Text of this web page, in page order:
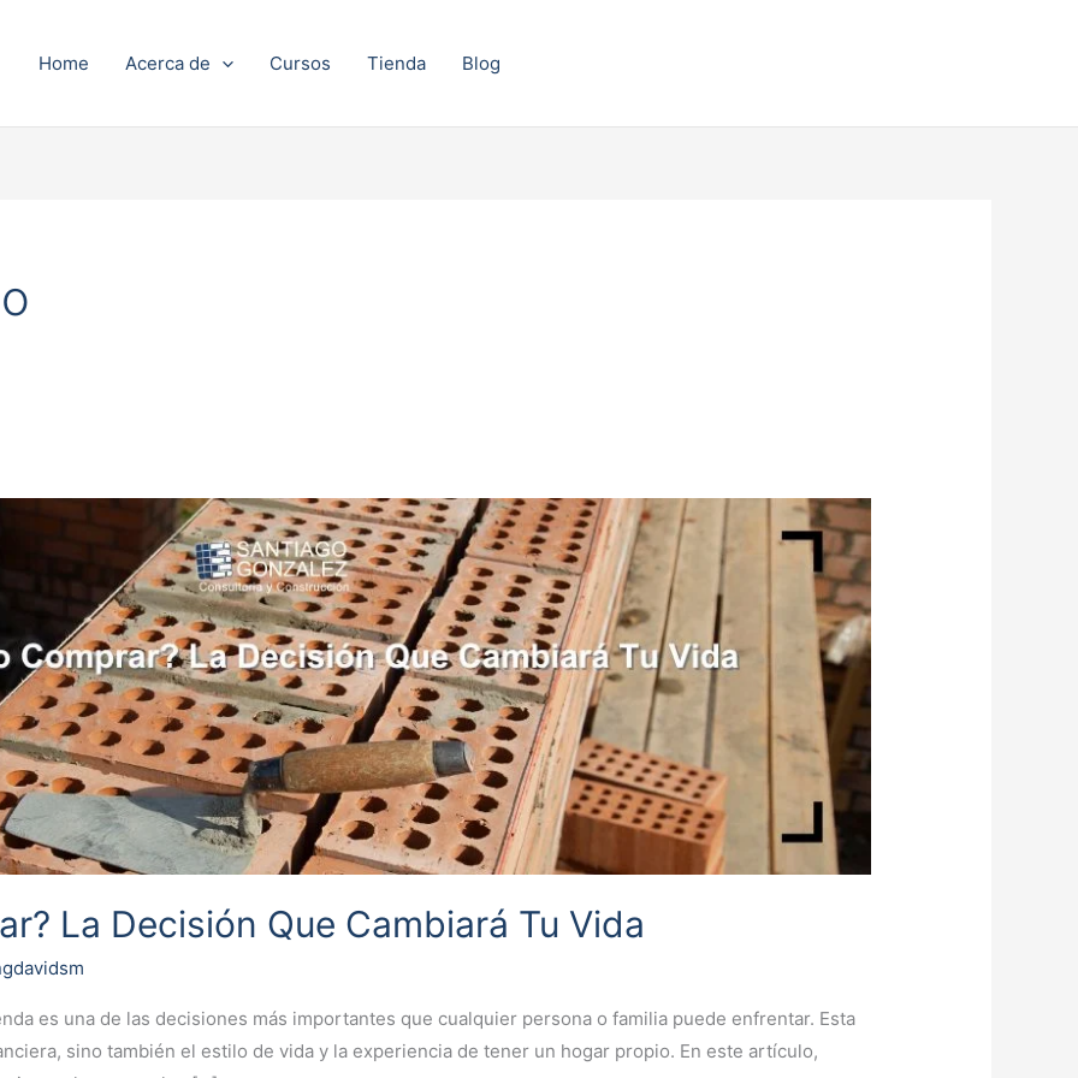
Home Acerca de Cursos Tienda Blog
La Decisión Que Cambiará Tu Vida
es una de las decisiones más importantes que cualquier persona o familia puede enfrentar. Esta
sino también el estilo de vida y la experiencia de tener un hogar propio. En este artículo,